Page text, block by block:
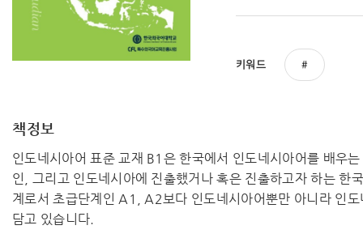
키워드
책정보
인도네시아어 표준 교재 B1은 한국에서 인도네시아어를 배우
인, 그리고 인도네시아에 진출했거나 혹은 진출하고자 하는 한
계로서 초급단계인 A1, A2보다 인도네시아어뿐만 아니라 인
담고 있습니다.